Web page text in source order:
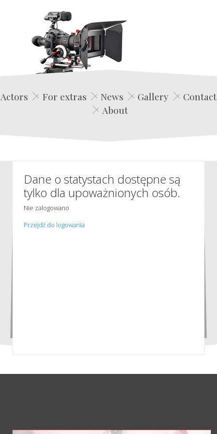
Edwin Film Agencja Aktorska
Actors For extras News Gallery
Contact
About
Dane o statystach dostępne są
tylko dla upoważnionych osób.
Nie zalogowano
Przejdź do logowania